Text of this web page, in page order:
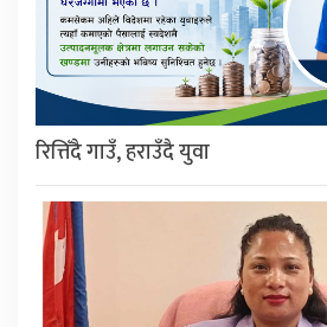
रित्तिँदै गाउँ, हराउँदै युवा